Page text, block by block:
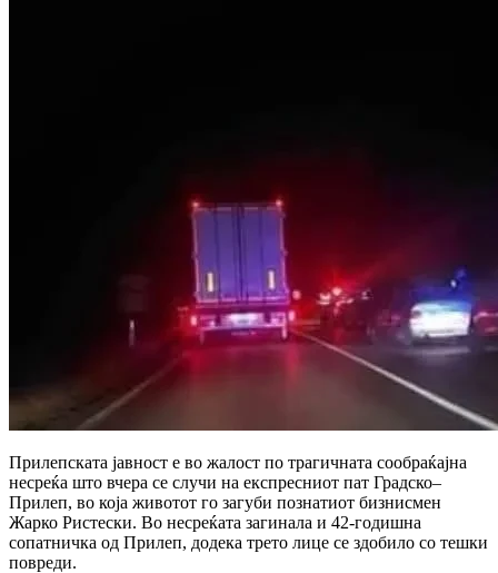
Прилепската јавност е во жалост по трагичната сообраќајна
несреќа што вчера се случи на експресниот пат Градско–
Прилеп, во која животот го загуби познатиот бизнисмен
Жарко Ристески. Во несреќата загинала и 42-годишна
сопатничка од Прилеп, додека трето лице се здобило со тешки
повреди.